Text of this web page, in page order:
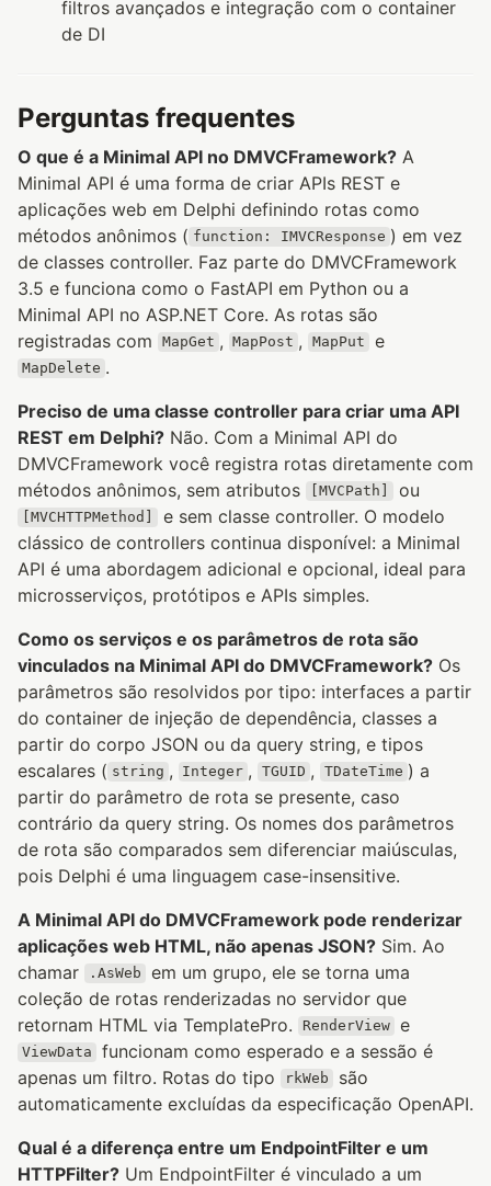
filtros avançados e integração com o container
de DI
Perguntas frequentes
O que é a Minimal API no DMVCFramework? A
Minimal API é uma forma de criar APIs REST e
aplicações web em Delphi definindo rotas como
métodos anônimos ( function: IMVCResponse ) em vez
de classes controller. Faz parte do DMVCFramework
3.5 e funciona como o FastAPI em Python ou a
Minimal API no ASP.NET Core. As rotas são
registradas com
MapGet , MapPost , MapPut e
MapDelete .
Preciso de uma classe controller para criar uma API
REST em Delphi? Não. Com a Minimal API do
DMVCFramework você registra rotas diretamente com
métodos anônimos, sem atributos
[MVCPath] ou
[MVCHTTPMethod]
e sem classe controller. O modelo
clássico de controllers continua disponível: a Minimal
API é uma abordagem adicional e opcional, ideal para
microsserviços, protótipos e APIs simples.
Como os serviços e os parâmetros de rota são
vinculados na Minimal API do DMVCFramework? Os
parâmetros são resolvidos por tipo: interfaces a partir
do container de injeção de dependência, classes a
partir do corpo JSON ou da query string, e tipos
escalares ( string , Integer , TGUID , TDateTime ) a
partir do parâmetro de rota se presente, caso
contrário da query string. Os nomes dos parâmetros
de rota são comparados sem diferenciar maiúsculas,
pois Delphi é uma linguagem case-insensitive.
A Minimal API do DMVCFramework pode renderizar
aplicações web HTML, não apenas JSON? Sim. Ao
chamar
.AsWeb
em um grupo, ele se torna uma
coleção de rotas renderizadas no servidor que
retornam HTML via TemplatePro.
RenderView e
ViewData
funcionam como esperado e a sessão é
apenas um filtro. Rotas do tipo
rkWeb
são
automaticamente excluídas da especificação OpenAPI.
Qual é a diferença entre um EndpointFilter e um
HTTPFilter? Um EndpointFilter é vinculado a um